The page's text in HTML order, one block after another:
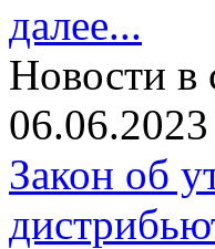
далее...
Новости в
06.06.2023
Закон об